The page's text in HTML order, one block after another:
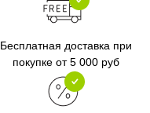
Бесплатная доставка при
покупке от 5 000 руб